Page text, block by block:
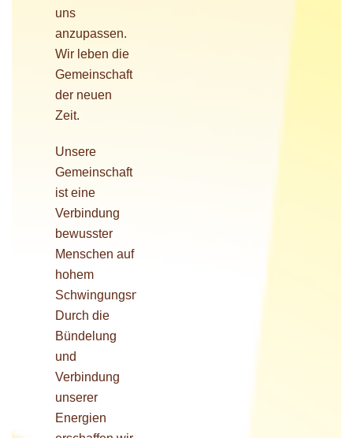
uns
anzupassen.
Wir leben die
Gemeinschaft
der neuen
Zeit.
Unsere
Gemeinschaft
ist eine
Verbindung
bewusster
Menschen auf
hohem
Schwingungsniveau.
Durch die
Bündelung
und
Verbindung
unserer
Energien